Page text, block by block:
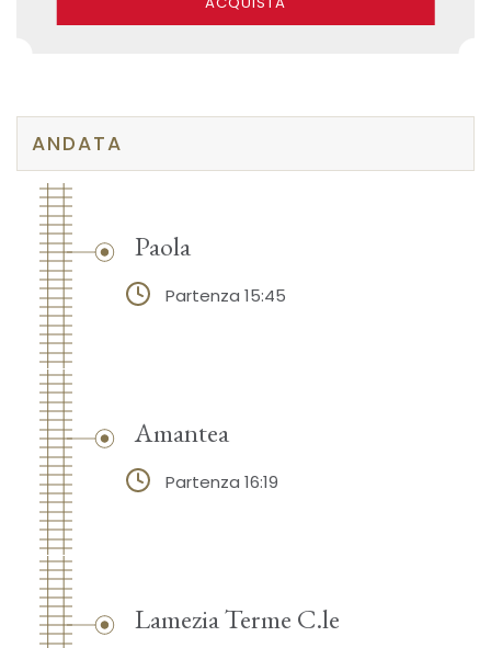
ANDATA
Paola
Partenza 15:45
Amantea
Partenza 16:19
Lamezia Terme C.le